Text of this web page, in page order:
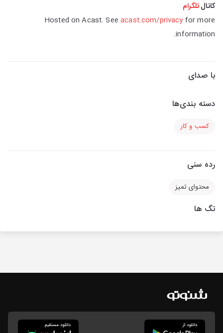
کانالتلگرام
Hosted on Acast. Seeacast.com/privacy for more
information.
با صدای
دسته بندی‌ها
کسب و کار
رده سنی
محتوای تمیز
تگ ها